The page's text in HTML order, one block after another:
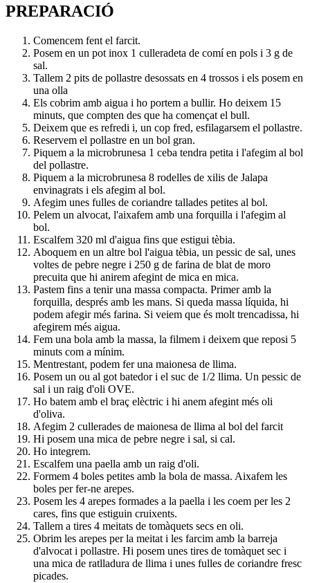
PREPARACIÓ
Comencem fent el farcit.
Posem en un pot inox 1 culleradeta de comí en pols i 3 g de
sal.
Tallem 2 pits de pollastre desossats en 4 trossos i els posem en
una olla
Els cobrim amb aigua i ho portem a bullir. Ho deixem 15
minuts, que compten des que ha començat el bull.
Deixem que es refredi i, un cop fred, esfilagarsem el pollastre.
Reservem el pollastre en un bol gran.
Piquem a la microbrunesa 1 ceba tendra petita i l'afegim al bol
del pollastre.
Piquem a la microbrunesa 8 rodelles de xilis de Jalapa
envinagrats i els afegim al bol.
Afegim unes fulles de coriandre tallades petites al bol.
Pelem un alvocat, l'aixafem amb una forquilla i l'afegim al
bol.
Escalfem 320 ml d'aigua fins que estigui tèbia.
Aboquem en un altre bol l'aigua tèbia, un pessic de sal, unes
voltes de pebre negre i 250 g de farina de blat de moro
precuita que hi anirem afegint de mica en mica.
Pastem fins a tenir una massa compacta. Primer amb la
forquilla, després amb les mans. Si queda massa líquida, hi
podem afegir més farina. Si veiem que és molt trencadissa, hi
afegirem més aigua.
Fem una bola amb la massa, la filmem i deixem que reposi 5
minuts com a mínim.
Mentrestant, podem fer una maionesa de llima.
Posem un ou al got batedor i el suc de 1/2 llima. Un pessic de
sal i un raig d'oli OVE.
Ho batem amb el braç elèctric i hi anem afegint més oli
d'oliva.
Afegim 2 cullerades de maionesa de llima al bol del farcit
Hi posem una mica de pebre negre i sal, si cal.
Ho integrem.
Escalfem una paella amb un raig d'oli.
Formem 4 boles petites amb la bola de massa. Aixafem les
boles per fer-ne arepes.
Posem les 4 arepes formades a la paella i les coem per les 2
cares, fins que estiguin cruixents.
Tallem a tires 4 meitats de tomàquets secs en oli.
Obrim les arepes per la meitat i les farcim amb la barreja
d'alvocat i pollastre. Hi posem unes tires de tomàquet sec i
una mica de ratlladura de llima i unes fulles de coriandre fresc
picades.